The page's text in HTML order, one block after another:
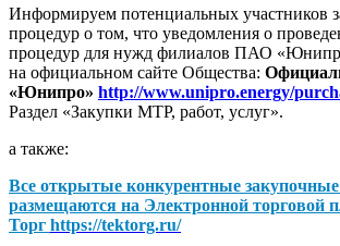
Информируем потенциальных участников
процедур о том, что уведомления о
процедур для нужд филиалов ПАО
на официальном сайте Общества:
«Юнипро» http://www.unipro.energy/
Раздел «Закупки МТР, работ, услуг».
а также:
Все открытые конкурентные
размещаются на Электронной торговой
Торг https://tektorg.ru/